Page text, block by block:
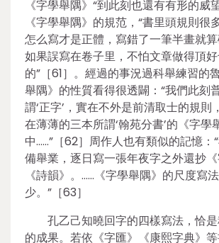
《字學舉隅》“到此刻也還有有形的威
《字學舉隅》的規范，“書里頭規則很
怎么寫才是正體，寫錯了一筆半畫就
如果誤寫在卷子里，不怕文章做得頂
的”［61］。經過的事況過科舉練習的
舉隅》的性質看得很透闢：“我們此刻
謂‘正字’，實在不外是前清取士的規則
在薄薄的三本所謂‘翰苑分書’的《字學
中……”［62］周作人也有類似的記憶：
備舉業，逐日寫一張年夜字之外還抄
《詩韻》。……《字學舉隅》的尺度寫
少。”［63］
孔乙己知曉回字的四樣寫法，恰
的成果。若依《字匯》《康熙字典》